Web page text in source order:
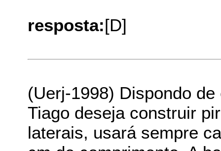
resposta:[D]
(Uerj-1998) Dispondo
Tiago deseja construir
laterais, usará sempre